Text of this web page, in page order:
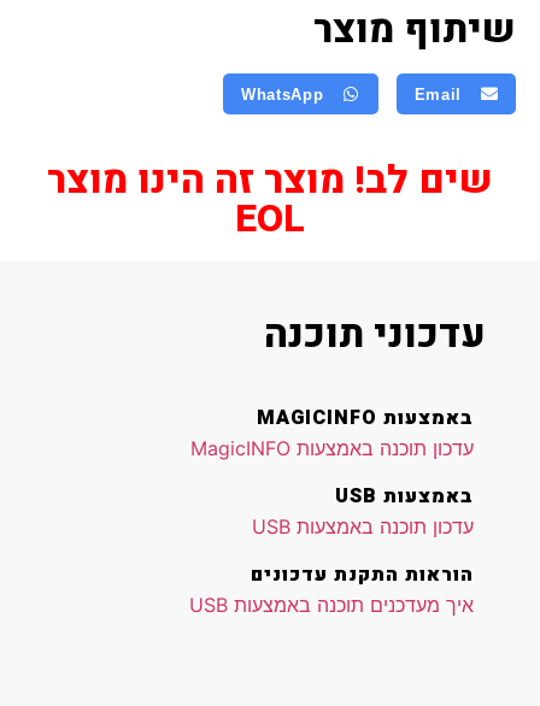
שיתוף מוצר
Email
WhatsApp
שים לב! מוצר זה הינו מוצר
EOL
עדכוני תוכנה
באמצעות MAGICINFO
עדכון תוכנה באמצעות MagicINFO
באמצעות USB
עדכון תוכנה באמצעות USB
הוראות התקנת עדכונים
איך מעדכנים תוכנה באמצעות USB